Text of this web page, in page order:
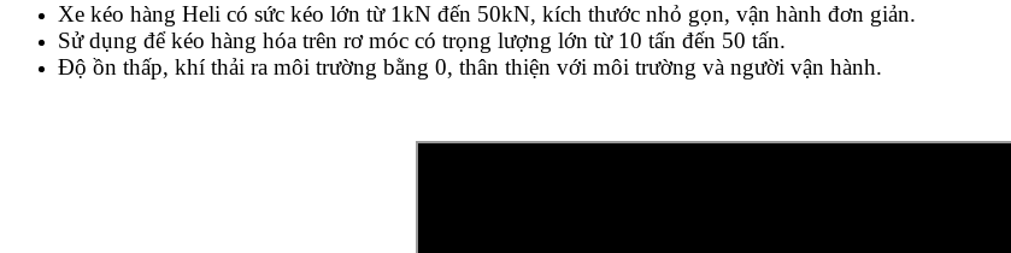
Xe kéo hàng Heli có sức kéo lớn từ 1kN đến 50kN, kích thước nhỏ gọn, vận hành đơn giản.
Sử dụng để kéo hàng hóa trên rơ móc có trọng lượng lớn từ 10 tấn đến 50 tấn.
Độ ồn thấp, khí thải ra môi trường bằng 0, thân thiện với môi trường và người vận hành.